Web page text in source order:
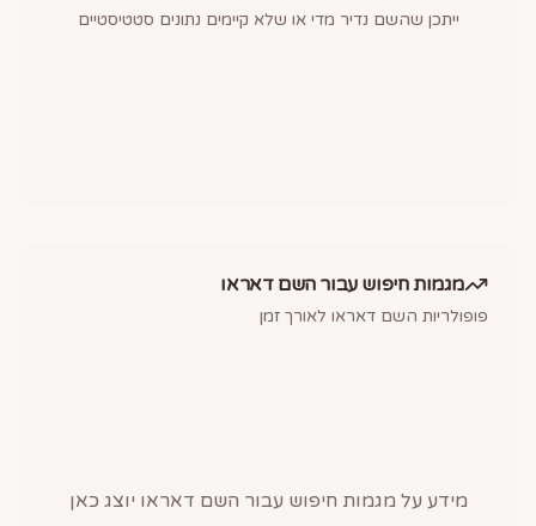
ייתכן שהשם נדיר מדי או שלא קיימים נתונים סטטיסטיים
מגמות חיפוש עבור השםדאראו
פופולריות השם דאראו לאורך זמן
מידע על מגמות חיפוש עבור השם דאראו יוצג כאן